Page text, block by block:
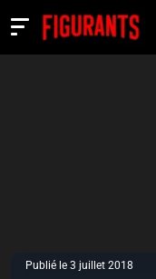
Actualités
Publié le 3 juillet 2018